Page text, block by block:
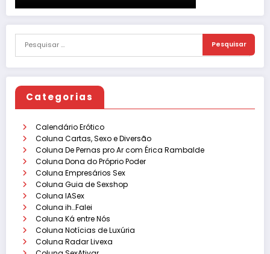
Categorias
Calendário Erótico
Coluna Cartas, Sexo e Diversão
Coluna De Pernas pro Ar com Érica Rambalde
Coluna Dona do Próprio Poder
Coluna Empresários Sex
Coluna Guia de Sexshop
Coluna IASex
Coluna ih…Falei
Coluna Ká entre Nós
Coluna Notícias de Luxúria
Coluna Radar Livexa